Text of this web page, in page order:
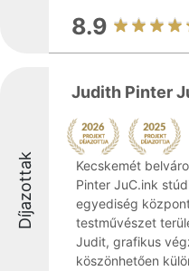
8.9
Díjazottak
Judith Pinter
Kecskemét
Pinter JuC.ink
egyediség
testművészet
Judit, grafikus
köszönhetően